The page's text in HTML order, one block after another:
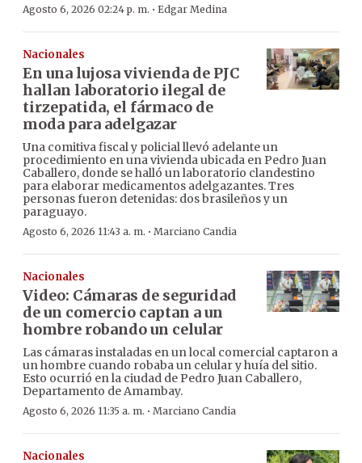
Agosto 6, 2026 02:24 p. m. · Edgar Medina
Nacionales
En una lujosa vivienda de PJC
hallan laboratorio ilegal de
tirzepatida, el fármaco de
moda para adelgazar
Una comitiva fiscal y policial llevó adelante un
procedimiento en una vivienda ubicada en Pedro Juan
Caballero, donde se halló un laboratorio clandestino
para elaborar medicamentos adelgazantes. Tres
personas fueron detenidas: dos brasileños y un
paraguayo.
Agosto 6, 2026 11:43 a. m. · Marciano Candia
Nacionales
Video: Cámaras de seguridad
de un comercio captan a un
hombre robando un celular
Las cámaras instaladas en un local comercial captaron a
un hombre cuando robaba un celular y huía del sitio.
Esto ocurrió en la ciudad de Pedro Juan Caballero,
Departamento de Amambay.
Agosto 6, 2026 11:35 a. m. · Marciano Candia
Nacionales